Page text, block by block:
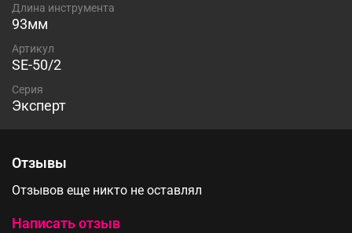
Длина инструмента
93мм
Артикул
SE-50/2
Серия
Эксперт
Отзывы
Отзывов еще никто не оставлял
Написать отзыв